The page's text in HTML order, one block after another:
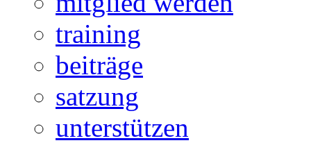
training
beiträge
satzung
unterstützen